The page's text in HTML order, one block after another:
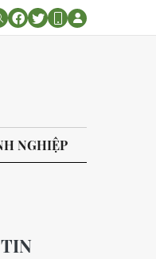
NGHIỆP
TIN